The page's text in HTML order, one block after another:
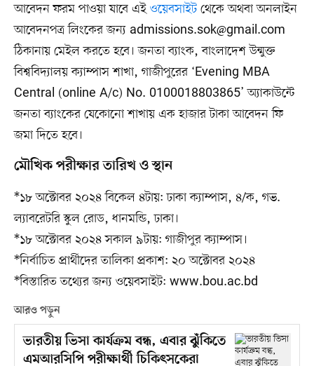
আবেদন ফরম পাওয়া যাবে এইওয়েবসাইটথেকে অথবা অনলাইন
আবেদনপত্র লিংকের জন্য admissions.sok@gmail.com
ঠিকানায় মেইল করতে হবে। জনতা ব্যাংক, বাংলাদেশ উন্মুক্ত
বিশ্ববিদ্যালয় ক্যাম্পাস শাখা, গাজীপুরের ‘Evening MBA
Central (online A/c) No. 0100018803865’ অ্যাকাউন্টে
জনতা ব্যাংকের যেকোনো শাখায় এক হাজার টাকা আবেদন ফি
জমা দিতে হবে।
মৌখিক পরীক্ষার তারিখ ও স্থান
*১৮ অক্টোবর ২০২৪ বিকেল ৪টায়: ঢাকা ক্যাম্পাস, ৪/ক, গভ.
ল্যাবরেটরি স্কুল রোড, ধানমন্ডি, ঢাকা।
*১৮ অক্টোবর ২০২৪ সকাল ৯টায়: গাজীপুর ক্যাম্পাস।
*নির্বাচিত প্রার্থীদের তালিকা প্রকাশ: ২০ অক্টোবর ২০২৪
*বিস্তারিত তথে৵র জন্য ওয়েবসাইট: www.bou.ac.bd
আরও পড়ুন
ভারতীয় ভিসা কার্যক্রম বন্ধ, এবার ঝুঁকিতে
এমআরসিপি পরীক্ষার্থী চিকিৎসকেরা